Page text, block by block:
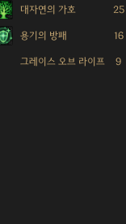
대자연의 가호 25
용기의 방패 16
그레이스 오브 라이프 9